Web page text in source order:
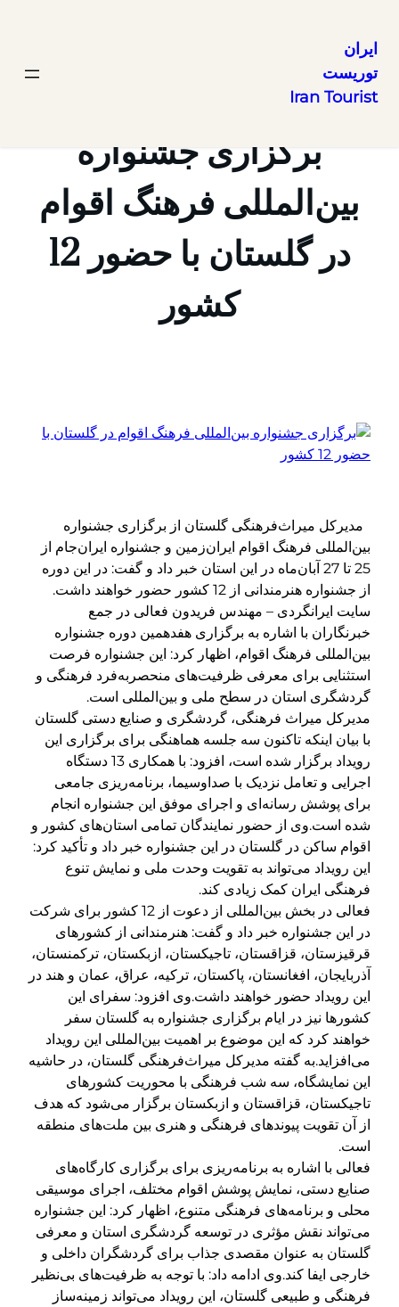
رفتن
ایران
توریست
Iran Tourist
برگزاری جشنواره
بین‌المللی فرهنگ اقوام
در گلستان با حضور 12
کشور
مدیرکل میراث‌فرهنگی گلستان از برگزاری جشنواره
بین‌المللی فرهنگ اقوام ایران‌زمین و جشنواره ایران‌جام از
25 تا 27 آبان‌ماه در این استان خبر داد و گفت: در این دوره
از جشنواره هنرمندانی از 12 کشور حضور خواهند داشت.
سایت ایرانگردی – مهندس فریدون فعالی در جمع
خبرنگاران با اشاره به برگزاری هفدهمین دوره جشنواره
بین‌المللی فرهنگ اقوام، اظهار کرد: این جشنواره فرصت
استثنایی برای معرفی ظرفیت‌های منحصربه‌فرد فرهنگی و
گردشگری استان در سطح ملی و بین‌المللی است.
مدیرکل میراث فرهنگی، گردشگری و صنایع دستی گلستان
با بیان اینکه تاکنون سه جلسه هماهنگی برای برگزاری این
رویداد برگزار شده است، افزود: با همکاری 13 دستگاه
اجرایی و تعامل نزدیک با صداوسیما، برنامه‌ریزی جامعی
برای پوشش رسانه‌ای و اجرای موفق این جشنواره انجام
شده است.وی از حضور نمایندگان تمامی استان‌های کشور و
اقوام ساکن در گلستان در این جشنواره خبر داد و تأکید کرد:
این رویداد می‌تواند به تقویت وحدت ملی و نمایش تنوع
فرهنگی ایران کمک زیادی کند.
فعالی در بخش بین‌المللی از دعوت از 12 کشور برای شرکت
در این جشنواره خبر داد و گفت: هنرمندانی از کشورهای
قرقیزستان، قزاقستان، تاجیکستان، ازبکستان، ترکمنستان،
آذربایجان، افغانستان، پاکستان، ترکیه، عراق، عمان و هند در
این رویداد حضور خواهند داشت.وی افزود: سفرای این
کشورها نیز در ایام برگزاری جشنواره به گلستان سفر
خواهند کرد که این موضوع بر اهمیت بین‌المللی این رویداد
می‌افزاید.به گفته مدیرکل میراث‌فرهنگی گلستان، در حاشیه
این نمایشگاه، سه شب فرهنگی با محوریت کشورهای
تاجیکستان، قزاقستان و ازبکستان برگزار می‌شود که هدف
از آن تقویت پیوندهای فرهنگی و هنری بین ملت‌های منطقه
است.
فعالی با اشاره به برنامه‌ریزی برای برگزاری کارگاه‌های
صنایع دستی، نمایش پوشش اقوام مختلف، اجرای موسیقی
محلی و برنامه‌های فرهنگی متنوع، اظهار کرد: این جشنواره
می‌تواند نقش مؤثری در توسعه گردشگری استان و معرفی
گلستان به عنوان مقصدی جذاب برای گردشگران داخلی و
خارجی ایفا کند.وی ادامه داد: با توجه به ظرفیت‌های بی‌نظیر
فرهنگی و طبیعی گلستان، این رویداد می‌تواند زمینه‌ساز